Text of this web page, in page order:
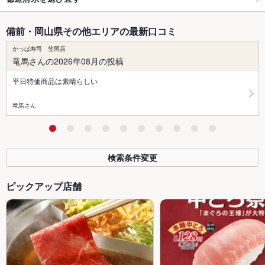
備前・岡山県その他エリアの最新口コミ
かっぱ寿司 笠岡店
竜馬さんの2026年08月の投稿
平日特価商品は素晴らしい
竜馬さん
検索条件変更
ピックアップ店舗